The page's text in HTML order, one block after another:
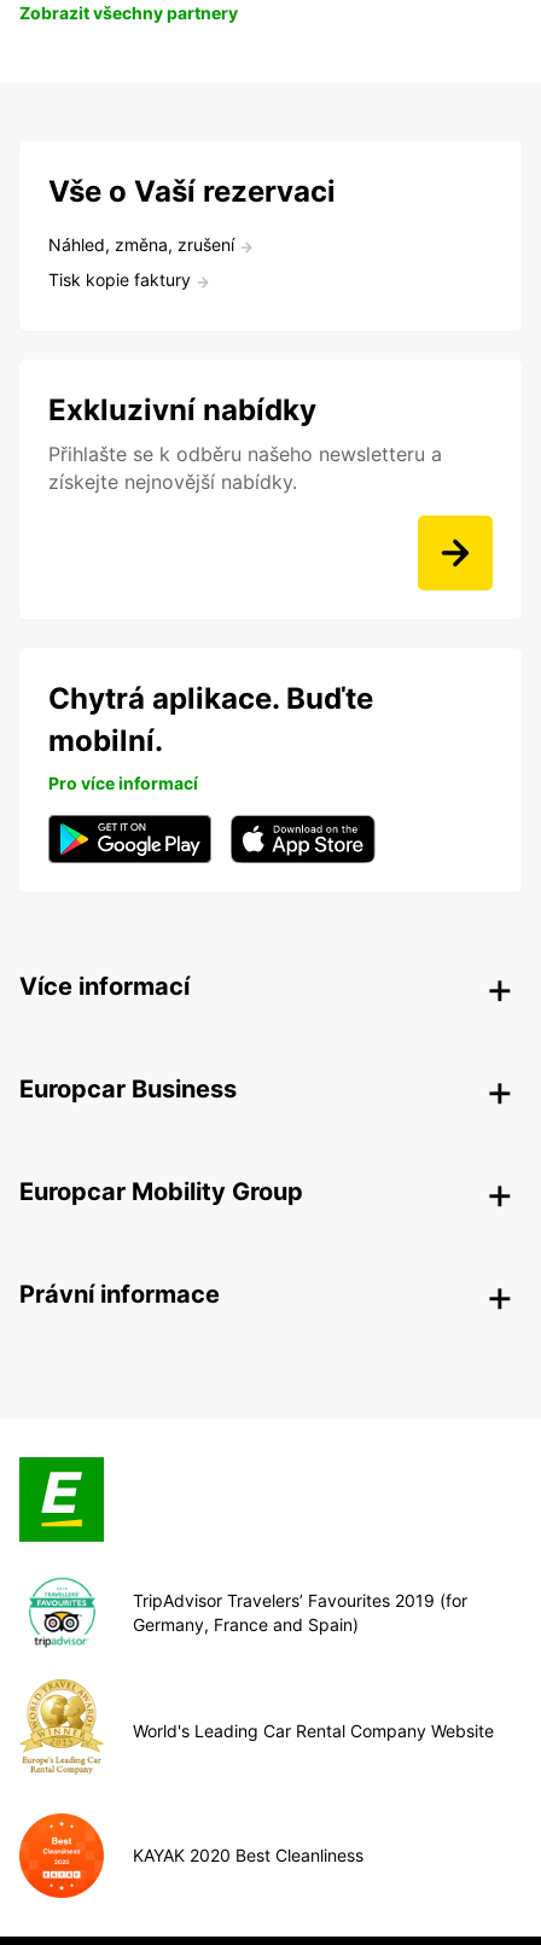
Zobrazit všechny partnery
Vše o Vaší rezervaci
Náhled, změna, zrušení
Tisk kopie faktury
Exkluzivní nabídky
Přihlašte se k odběru našeho newsletteru a
získejte nejnovější nabídky.
Chytrá aplikace. Buďte
mobilní.
Pro více informací
Více informací
Europcar Business
Europcar Mobility Group
Právní informace
TripAdvisor Travelers’ Favourites 2019 (for
Germany, France and Spain)
World's Leading Car Rental Company Website
KAYAK 2020 Best Cleanliness